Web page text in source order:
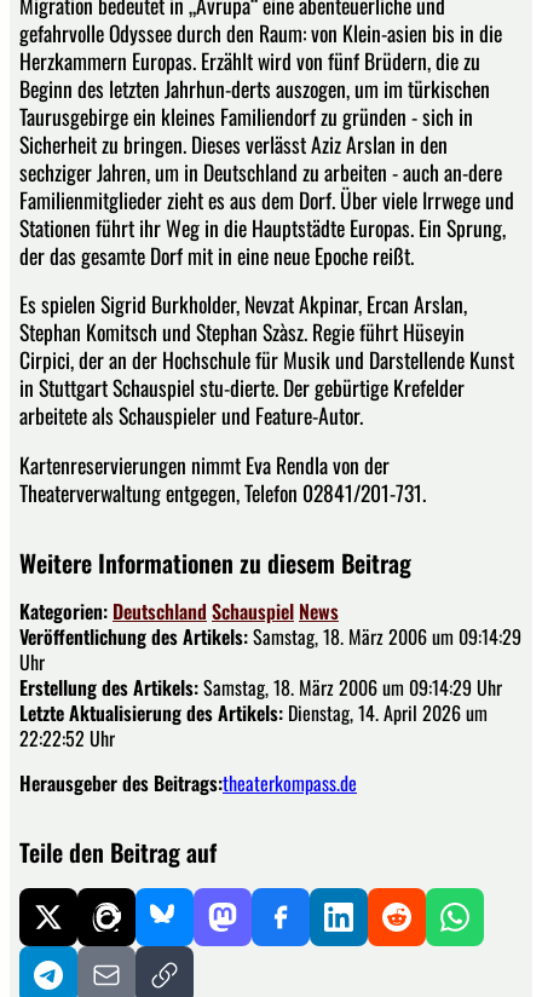
gefahrvolle Odyssee durch den Raum: von Klein-asien bis in die
Herzkammern Europas. Erzählt wird von fünf Brüdern, die zu
Beginn des letzten Jahrhun-derts auszogen, um im türkischen
Taurusgebirge ein kleines Familiendorf zu gründen - sich in
Sicherheit zu bringen. Dieses verlässt Aziz Arslan in den
sechziger Jahren, um in Deutschland zu arbeiten - auch an-dere
Familienmitglieder zieht es aus dem Dorf. Über viele Irrwege und
Stationen führt ihr Weg in die Hauptstädte Europas. Ein Sprung,
der das gesamte Dorf mit in eine neue Epoche reißt.
Es spielen Sigrid Burkholder, Nevzat Akpinar, Ercan Arslan,
Stephan Komitsch und Stephan Szàsz. Regie führt Hüseyin
Cirpici, der an der Hochschule für Musik und Darstellende Kunst
in Stuttgart Schauspiel stu-dierte. Der gebürtige Krefelder
arbeitete als Schauspieler und Feature-Autor.
Kartenreservierungen nimmt Eva Rendla von der
Theaterverwaltung entgegen, Telefon 02841/201-731.
Weitere Informationen zu diesem Beitrag
Kategorien: Deutschland Schauspiel News
Veröffentlichung des Artikels:Samstag, 18. März 2006 um 09:14:29
Uhr
Erstellung des Artikels:Samstag, 18. März 2006 um 09:14:29 Uhr
Letzte Aktualisierung des Artikels: Dienstag, 14. April 2026 um
22:22:52 Uhr
Herausgeber des Beitrags:theaterkompass.de
Teile den Beitrag auf